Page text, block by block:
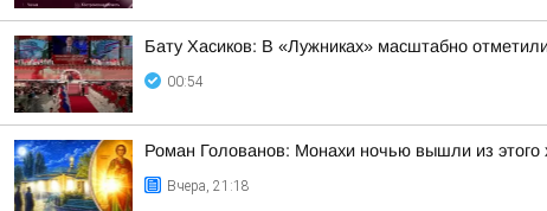
Бату Хасиков: В «Лужниках» масштабно
00:54
Роман Голованов: Монахи ночью вышли из этого
Вчера, 21:18